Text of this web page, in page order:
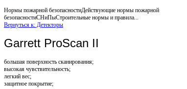
Нормы пожарной безопасностиДействующие нормы пожарной
безопасностиСНиПыСтроительные нормы и правила...
Вернуться к: Детекторы
Garrett ProScan II
большая поверхность сканирования;
высокая чувствительность;
легкий вес;
защитное покрытие;